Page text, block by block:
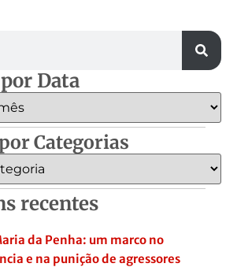
Data
Categorias
recentes
da Penha: um marco no
e na punição de agressores